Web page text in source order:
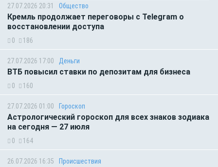
27.07.2026 20:31 Общество
Кремль продолжает переговоры с Telegram о
восстановлении доступа
0 186
27.07.2026 17:00 Деньги
ВТБ повысил ставки по депозитам для бизнеса
0 160
27.07.2026 01:00 Гороскоп
Астрологический гороскоп для всех знаков зодиака
на сегодня — 27 июля
0 164
26.07.2026 16:35 Происшествия